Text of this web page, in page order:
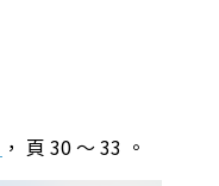
， 頁 30 ～ 33 。